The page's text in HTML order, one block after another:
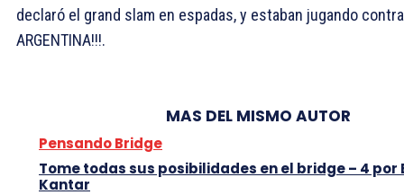
declaró el grand slam en espadas, y estaban jugando contra
ARGENTINA!!!.
MAS DEL MISMO AUTOR
Pensando Bridge
Tome todas sus posibilidades en el bridge – 4 por
Kantar